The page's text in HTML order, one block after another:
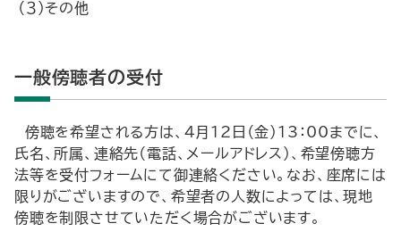
（３）その他
一般傍聴者の受付
傍聴を希望される方は、４月12日（金）13：00までに、
氏名、所属、連絡先（電話、メールアドレス）、希望傍聴方
法等を受付フォームにて御連絡ください。なお、座席には
限りがございますので、希望者の人数によっては、現地
傍聴を制限させていただく場合がございます。